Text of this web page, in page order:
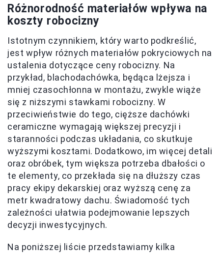
Różnorodność materiałów wpływa na
koszty robocizny
Istotnym czynnikiem, który warto podkreślić,
jest wpływ różnych materiałów pokryciowych na
ustalenia dotyczące ceny robocizny. Na
przykład, blachodachówka, będąca lżejsza i
mniej czasochłonna w montażu, zwykle wiąże
się z niższymi stawkami robocizny. W
przeciwieństwie do tego, cięższe dachówki
ceramiczne wymagają większej precyzji i
staranności podczas układania, co skutkuje
wyższymi kosztami. Dodatkowo, im więcej detali
oraz obróbek, tym większa potrzeba dbałości o
te elementy, co przekłada się na dłuższy czas
pracy ekipy dekarskiej oraz wyższą cenę za
metr kwadratowy dachu. Świadomość tych
zależności ułatwia podejmowanie lepszych
decyzji inwestycyjnych.
Na poniższej liście przedstawiamy kilka